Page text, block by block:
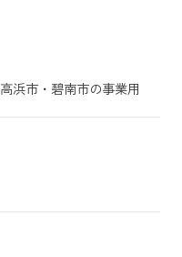
高浜市・碧南市の事業用